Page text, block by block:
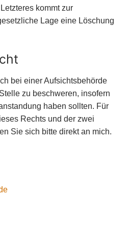
kommt zur
Lage eine Löschung
bei einer Aufsichtsbehörde
zu beschweren, insofern
haben sollten. Für
Rechts und der zwei
Sie sich bitte direkt an mich.